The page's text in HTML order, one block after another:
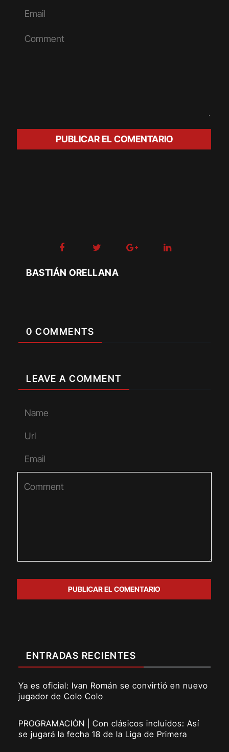
BASTIÁN ORELLANA
0 COMMENTS
LEAVE A COMMENT
ENTRADAS RECIENTES
Ya es oficial: Ivan Román se convirtió en nuevo
jugador de Colo Colo
PROGRAMACIÓN | Con clásicos incluidos: Así
se jugará la fecha 18 de la Liga de Primera